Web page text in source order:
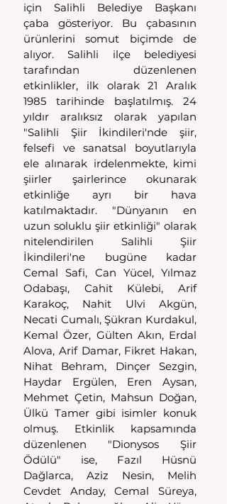
için Salihli Belediye Başkanı
çaba gösteriyor. Bu çabasının
ürünlerini somut biçimde de
alıyor. Salihli ilçe belediyesi
tarafından düzenlenen
etkinlikler, ilk olarak 21 Aralık
1985 tarihinde başlatılmış. 24
yıldır aralıksız olarak yapılan
"Salihli Şiir İkindileri'nde şiir,
felsefi ve sanatsal boyutlarıyla
ele alınarak irdelenmekte, kimi
şiirler şairlerince okunarak
etkinliğe ayrı bir hava
katılmaktadır. "Dünyanın en
uzun soluklu şiir etkinliği" olarak
nitelendirilen Salihli Şiir
İkindileri'ne bugüne kadar
Cemal Safi, Can Yücel, Yılmaz
Odabaşı, Cahit Külebi, Arif
Karakoç, Nahit Ulvi Akgün,
Necati Cumalı, Şükran Kurdakul,
Kemal Özer, Gülten Akın, Erdal
Alova, Arif Damar, Fikret Hakan,
Nihat Behram, Dinçer Sezgin,
Haydar Ergülen, Eren Aysan,
Mehmet Çetin, Mahsun Doğan,
Ülkü Tamer gibi isimler konuk
olmuş. Etkinlik kapsamında
düzenlenen "Dionysos Şiir
Ödülü" ise, Fazıl Hüsnü
Dağlarca, Aziz Nesin, Melih
Cevdet Anday, Cemal Süreya,